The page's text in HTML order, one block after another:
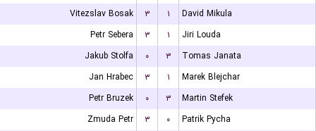
Vitezslav Bosak
۳ ۱
David Mikula
Petr Sebera
۳ ۱
Jiri Louda
Jakub Stolfa
۰ ۳
Tomas Janata
Jan Hrabec
۳ ۱
Marek Blejchar
Petr Bruzek
۰ ۳
Martin Stefek
Zmuda Petr
۳ ۰
Patrik Pycha